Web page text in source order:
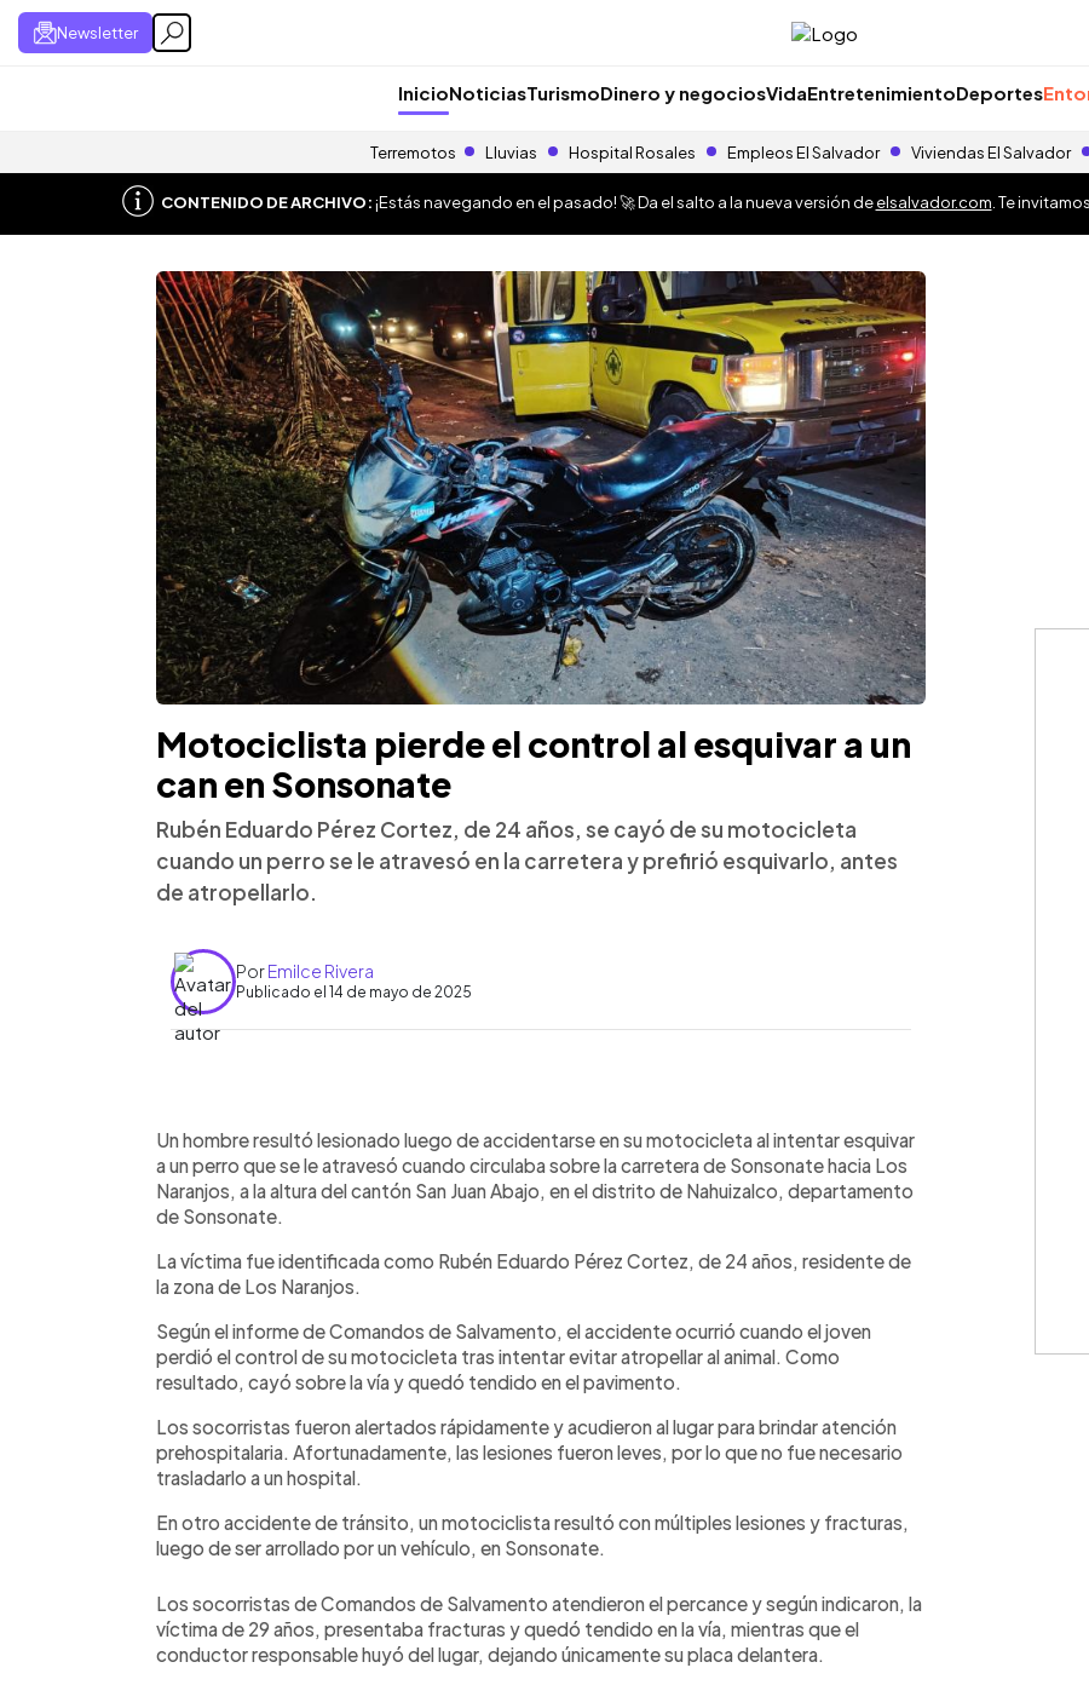
Newsletter
InicioNoticiasTurismoDinero y negociosVidaEntretenimientoDeportes
Terremotos Lluvias Hospital Rosales Empleos El Salvador Viviendas El Salvador
CONTENIDO DE ARCHIVO:¡Estás navegando en el pasado! 🚀 Da el salto a la nueva versión deelsalvador.com . Te
Motociclista pierde el control al esquivar a un
can en Sonsonate
Rubén Eduardo Pérez Cortez, de 24 años, se cayó de su motocicleta
cuando un perro se le atravesó en la carretera y prefirió esquivarlo, antes
de atropellarlo.
PorEmilce Rivera
Publicado el 14 de mayo de 2025
Escuchar artículo
Un hombre resultó lesionado luego de accidentarse en su motocicleta al intentar esquivar
a un perro que se le atravesó cuando circulaba sobre la carretera de Sonsonate hacia Los
Naranjos, a la altura del cantón San Juan Abajo, en el distrito de Nahuizalco, departamento
de Sonsonate.
La víctima fue identificada como Rubén Eduardo Pérez Cortez, de 24 años, residente de
la zona de Los Naranjos.
Según el informe de Comandos de Salvamento, el accidente ocurrió cuando el joven
perdió el control de su motocicleta tras intentar evitar atropellar al animal. Como
resultado, cayó sobre la vía y quedó tendido en el pavimento.
Los socorristas fueron alertados rápidamente y acudieron al lugar para brindar atención
prehospitalaria. Afortunadamente, las lesiones fueron leves, por lo que no fue necesario
trasladarlo a un hospital.
En otro accidente de tránsito, un motociclista resultó con múltiples lesiones y fracturas,
luego de ser arrollado por un vehículo, en Sonsonate.
Los socorristas de Comandos de Salvamento atendieron el percance y según indicaron, la
víctima de 29 años, presentaba fracturas y quedó tendido en la vía, mientras que el
conductor responsable huyó del lugar, dejando únicamente su placa delantera.